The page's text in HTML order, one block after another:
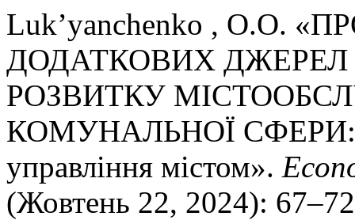
Luk’yanchenko , O.O.
ДОДАТКОВИХ
РОЗВИТКУ
КОМУНАЛЬНОЇ СФЕРИ:
управління містом».
(Жовтень 22, 2024):